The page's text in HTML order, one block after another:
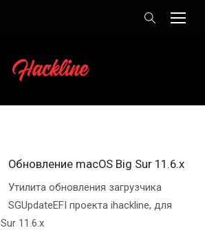
Обновление macOS Big Sur 11.6.x
Утилита обновления загрузчика
SGUpdateEFI проекта ihackline, для
11.6.x